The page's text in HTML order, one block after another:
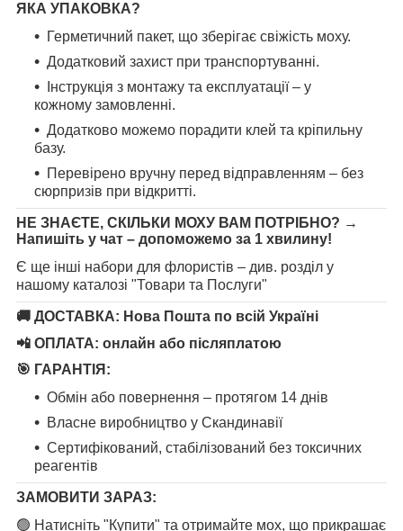
ЯКА УПАКОВКА?
Герметичний пакет, що зберігає свіжість моху.
Додатковий захист при транспортуванні.
Інструкція з монтажу та експлуатації – у
кожному замовленні.
Додатково можемо порадити клей та кріпильну
базу.
Перевірено вручну перед відправленням – без
сюрпризів при відкритті.
НЕ ЗНАЄТЕ, СКІЛЬКИ МОХУ ВАМ ПОТРІБНО? →
Напишіть у чат – допоможемо за 1 хвилину!
Є ще інші набори для флористів – див. розділ у
нашому каталозі "Товари та Послуги"
🚚 ДОСТАВКА: Нова Пошта по всій Україні
📲 ОПЛАТА: онлайн або післяплатою
🎯 ГАРАНТІЯ:
Обмін або повернення – протягом 14 днів
Власне виробництво у Скандинавії
Сертифікований, стабілізований без токсичних
реагентів
ЗАМОВИТИ ЗАРАЗ:
🟢 Натисніть "Купити" та отримайте мох, що прикрашає